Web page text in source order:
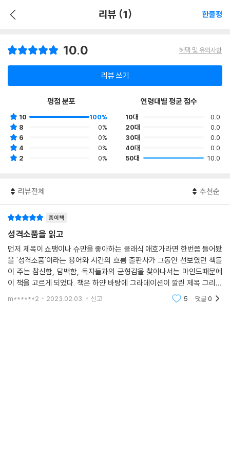
리뷰 (1) 한줄평
10.0 혜택 및 유의사항
리뷰 쓰기
평점 분포
10
100%
8
0%
6
0%
4
0%
2
0%
연령대별 평균 점수
10대
0.0
20대
0.0
30대
0.0
40대
0.0
50대
10.0
리뷰전체 추천순
종이책
성격소품을 읽고
먼저 제목이 쇼팽이나 슈만을 좋아하는 클래식 애호가라면 한번쯤 들어봤
을 '성격소품'이라는 용어와 시간의 흐름 출판사가 그동안 선보였던 책들
이 주는 참신함, 담백함, 독자들과의 균형감을 찾아나서는 마인드때문에
이 책을 고르게 되었다. 책은 하얀 바탕에 그라데이션이 깔린 제목 그리고
마치 은행 통장을 넘기는 것처럼 작고 잘 휘어지고 코트주머니에도 들어가
m******2 2023.02.03. 신고 5 댓글0